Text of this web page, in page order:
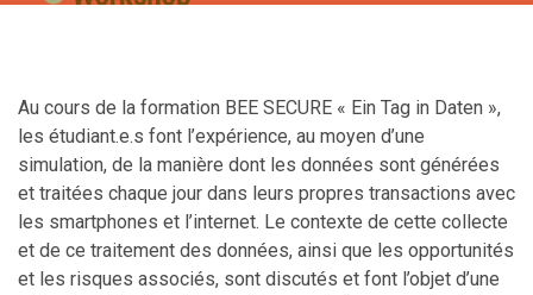
Au cours de la formation BEE SECURE « Ein Tag in Daten »,
les étudiant.e.s font l’expérience, au moyen d’une
simulation, de la manière dont les données sont générées
et traitées chaque jour dans leurs propres transactions avec
les smartphones et l’internet. Le contexte de cette collecte
et de ce traitement des données, ainsi que les opportunités
et les risques associés, sont discutés et font l’objet d’une